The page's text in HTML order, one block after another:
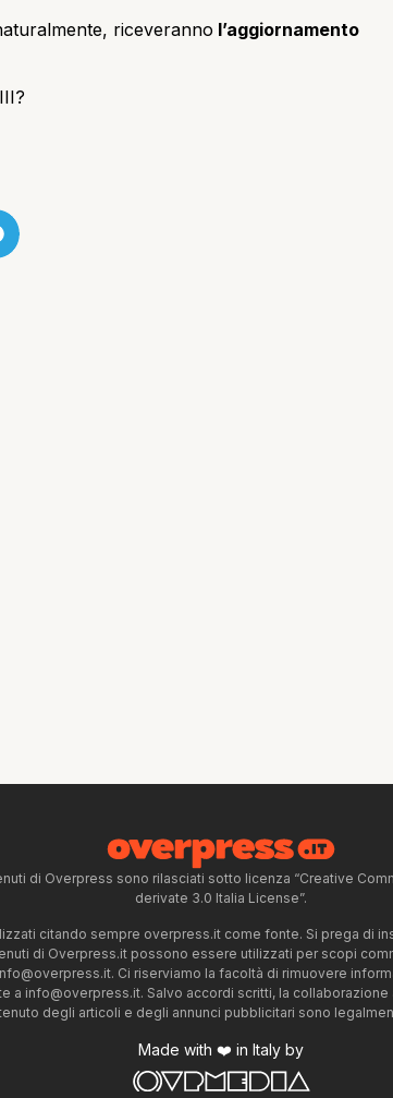
riceveranno l’aggiornamento
di Overpress sono rilasciati sotto licenza “Creative
derivate 3.0 Italia License”.
citando sempre overpress.it come fonte. Si prega di
di Overpress.it possono essere utilizzati per scopi
. Ci riserviamo la facoltà di rimuovere
a info@overpress.it. Salvo accordi scritti, la
degli articoli e degli annunci pubblicitari sono
Made with ❤️ in Italy by